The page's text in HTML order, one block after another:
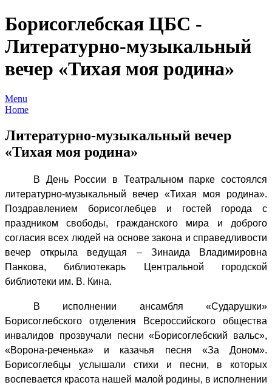
Борисоглебская ЦБС -
Литературно-музыкальный
вечер «Тихая моя родина»
Menu
Home
Литературно-музыкальный вечер
«Тихая моя родина»
В День России в Театральном парке состоялся
литературно-музыкальный вечер «Тихая моя родина».
Поздравлением борисоглебцев и гостей города с
праздником свободы, гражданского мира и доброго
согласия всех людей на основе закона и справедливости
вечер открыла ведущая – Зинаида Владимировна
Панкова, библиотекарь Центральной городской
библиотеки им. В. Кина.
В исполнении ансамбля «Сударушки»
Борисоглебского отделения Всероссийского общества
инвалидов прозвучали песни «Борисоглебский вальс»,
«Ворона-реченька» и казачья песня «За Доном».
Борисоглебцы услышали стихи и песни, в которых
воспевается красота нашей малой родины, в исполнении